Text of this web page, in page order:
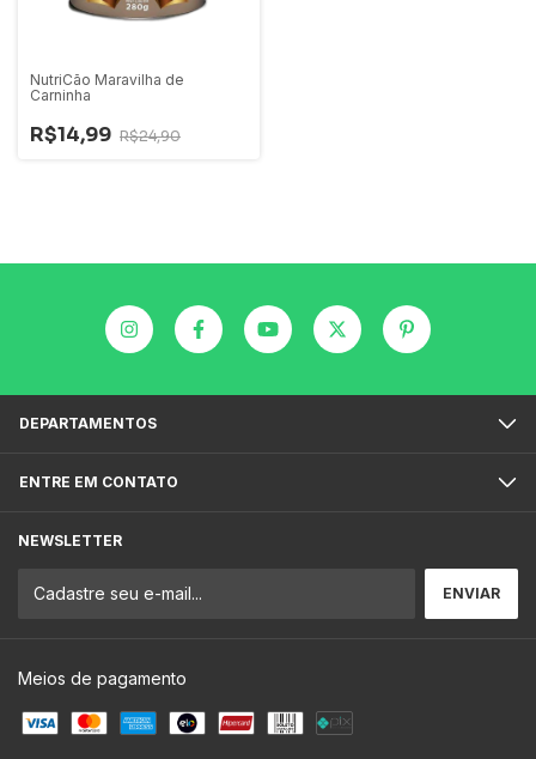
NutriCão Maravilha de
Carninha
R$14,99 R$24,90
DEPARTAMENTOS
ENTRE EM CONTATO
NEWSLETTER
Meios de pagamento